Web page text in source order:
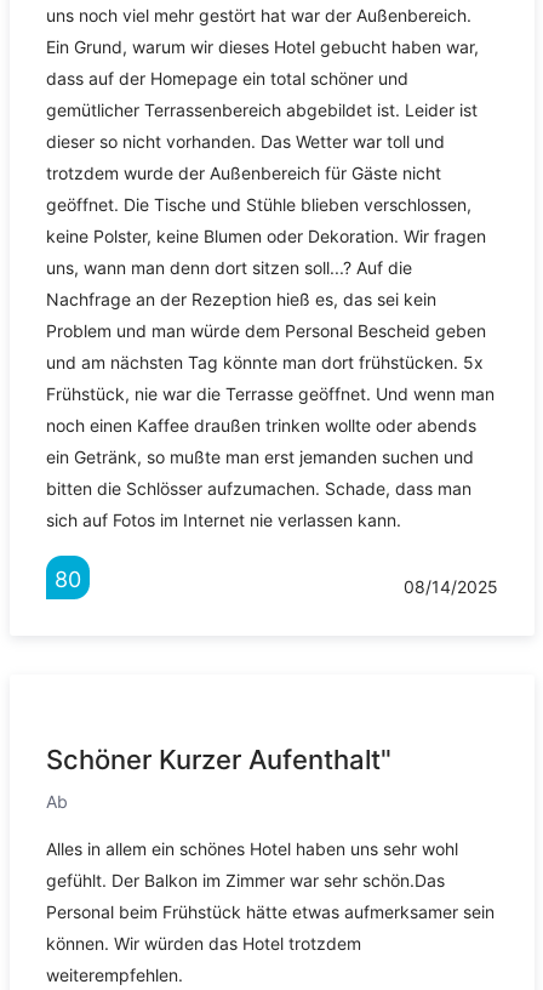
uns noch viel mehr gestört hat war der Außenbereich.
Ein Grund, warum wir dieses Hotel gebucht haben war,
dass auf der Homepage ein total schöner und
gemütlicher Terrassenbereich abgebildet ist. Leider ist
dieser so nicht vorhanden. Das Wetter war toll und
trotzdem wurde der Außenbereich für Gäste nicht
geöffnet. Die Tische und Stühle blieben verschlossen,
keine Polster, keine Blumen oder Dekoration. Wir fragen
uns, wann man denn dort sitzen soll...? Auf die
Nachfrage an der Rezeption hieß es, das sei kein
Problem und man würde dem Personal Bescheid geben
und am nächsten Tag könnte man dort frühstücken. 5x
Frühstück, nie war die Terrasse geöffnet. Und wenn man
noch einen Kaffee draußen trinken wollte oder abends
ein Getränk, so mußte man erst jemanden suchen und
bitten die Schlösser aufzumachen. Schade, dass man
sich auf Fotos im Internet nie verlassen kann.
80 08/14/2025
Schöner Kurzer Aufenthalt"
Ab
Alles in allem ein schönes Hotel haben uns sehr wohl
gefühlt. Der Balkon im Zimmer war sehr schön.Das
Personal beim Frühstück hätte etwas aufmerksamer sein
können. Wir würden das Hotel trotzdem
weiterempfehlen.